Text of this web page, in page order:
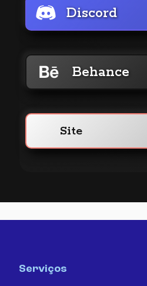
Discord
Behance
Site
Serviços